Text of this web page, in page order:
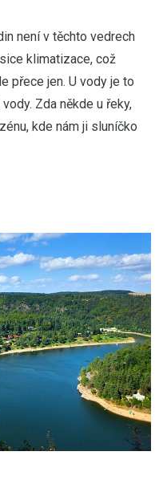
není v těchto vedrech
klimatizace, což
přece jen. U vody je to
Zda někde u řeky,
kde nám ji sluníčko